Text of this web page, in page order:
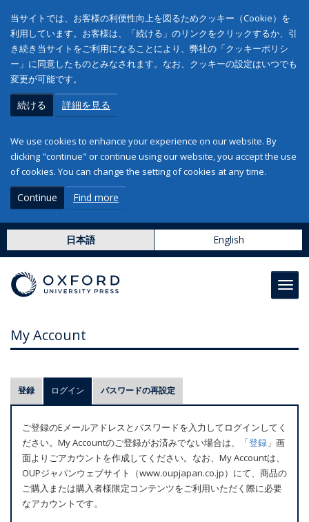
当サイトでは、お客様の利便性向上を図るためクッキー（Cookie）を
利用しています。お客様は、「続ける」のリンクをクリックするか、引
き続き当サイトをご利用になることにより、弊社の「クッキーポリシ
ー」に同意したものとみなされます。なお、クッキーの設定はいつでも
変更が可能です。
続ける 詳細を見る
We use cookies to enhance your experience on our website. By
clicking "continue" or continue using our website, you accept the use
of cookies. You can change the setting of cookies at any time.
Continue Find more
日本語 English
My Account
プ
ラ
マ
リ
ー
タ
ブ
登録 ログイン (アクティブなタブ)
パスワードの再設定
ご登録のEメールアドレスとパスワードを入力してログインしてく
ださい。My Accountのご登録がお済みでない場合は、「登録 」画
面よりごアカウントを作成してください。なお、My Accountは、
OUPジャパンウェブサイト（www.oupjapan.co.jp）にて、商品の
ご購入または購入者様限定コンテンツをご利用いただく際に必要
なアカウントです。